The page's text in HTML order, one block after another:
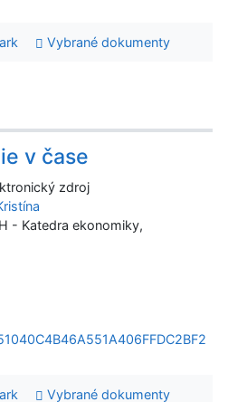
Vybrané dokumenty
v čase
zdroj
- Katedra ekonomiky,
Vybrané dokumenty